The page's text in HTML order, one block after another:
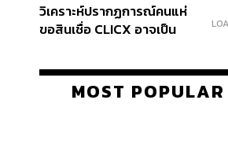
วิเคราะห์ปรากฏการณ์คนแห่
ขอสินเชื่อ CLICX อาจเป็น
ปัญหาหนี้ครัวเรือนไทยที่ถูกซุก
MOST POPULAR